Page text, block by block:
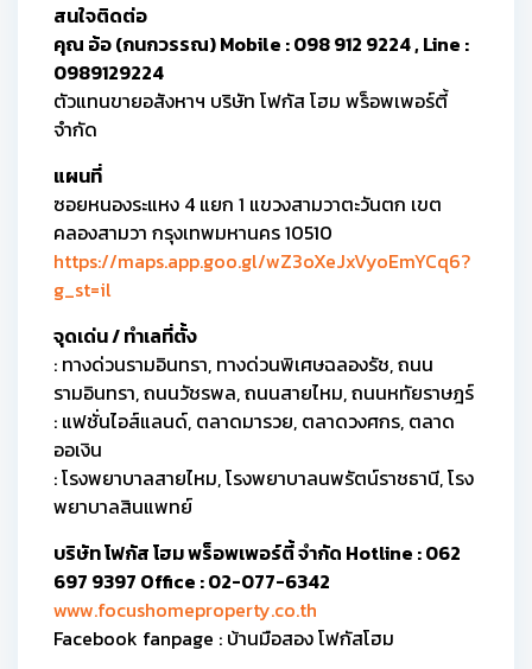
สนใจติดต่อ
คุณ อ้อ (กนกวรรณ) Mobile : 098 912 9224 , Line :
0989129224
ตัวแทนขายอสังหาฯ บริษัท โฟกัส โฮม พร็อพเพอร์ตี้
จำกัด
แผนที่
ซอยหนองระแหง 4 แยก 1 แขวงสามวาตะวันตก เขต
คลองสามวา กรุงเทพมหานคร 10510
https://maps.app.goo.gl/wZ3oXeJxVyoEmYCq6?
g_st=il
จุดเด่น / ทำเลที่ตั้ง
: ทางด่วนรามอินทรา, ทางด่วนพิเศษฉลองรัช, ถนน
รามอินทรา, ถนนวัชรพล, ถนนสายไหม, ถนนหทัยราษฎร์
: แฟชั่นไอส์แลนด์, ตลาดมารวย, ตลาดวงศกร, ตลาด
ออเงิน
: โรงพยาบาลสายไหม, โรงพยาบาลนพรัตน์ราชธานี, โรง
พยาบาลสินแพทย์
บริษัท โฟกัส โฮม พร็อพเพอร์ตี้ จำกัด Hotline : 062
697 9397 Office : 02-077-6342
www.focushomeproperty.co.th
Facebook fanpage : บ้านมือสอง โฟกัสโฮม